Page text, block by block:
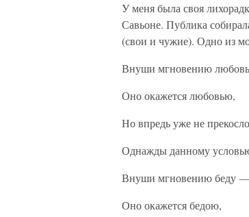
У меня была своя
Савьоне. Публика
(свои и чужие). Одно из
Внуши мгновению
Оно окажется любовью,
Но впредь уже не
Однажды данному
Внуши мгновению беду
Оно окажется бедою,